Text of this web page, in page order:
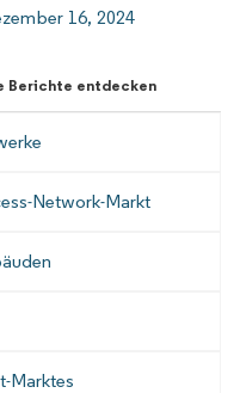
16, 2024
Berichte entdecken
Network-Markt
Marktes